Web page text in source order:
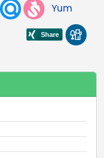
Yum